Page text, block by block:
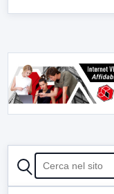
CERCA